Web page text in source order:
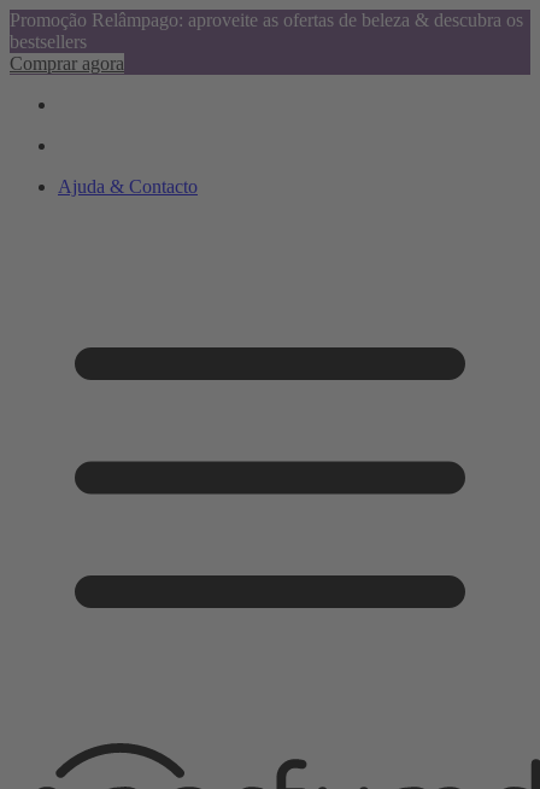
Promoção Relâmpago: aproveite as ofertas de beleza & descubra os
bestsellers
Comprar agora
Ajuda & Contacto